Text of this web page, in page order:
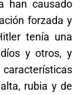
han causado
forzada y
tenía una
y otros, y
rubia y de